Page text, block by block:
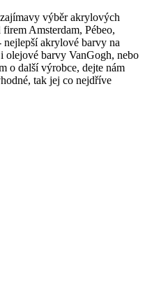
výběr akrylových
Amsterdam, Pébeo,
akrylové barvy na
olejové barvy VanGogh, nebo
o další výrobce, dejte nám
tak jej co nejdříve